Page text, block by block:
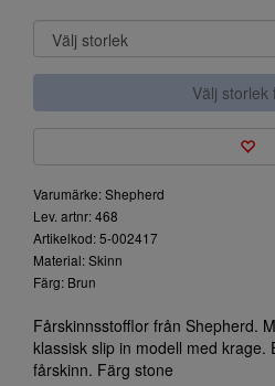
Välj storlek
Varumärke: Shepherd
Lev. artnr: 468
Artikelkod: 5-002417
Material: Skinn
Färg: Brun
Fårskinnsstofflor från Shepherd.
klassisk slip in modell med krage.
fårskinn. Färg stone